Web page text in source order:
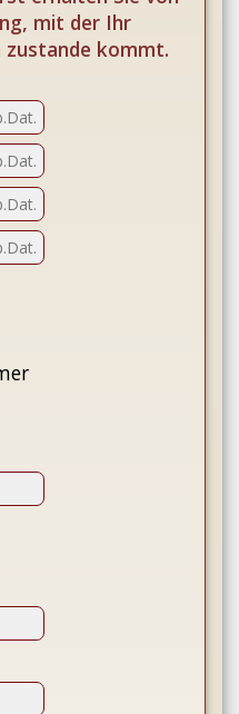
mit der Ihr
zustande kommt.